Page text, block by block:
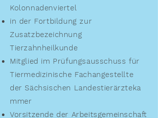
Kolonnadenviertel
in der Fortbildung zur
Zusatzbezeichnung
Tierzahnheilkunde
Mitglied im Prüfungsausschuss für
Tiermedizinische Fachangestellte
der Sächsischen Landestierärzteka
mmer
Vorsitzende der Arbeitsgemeinschaft